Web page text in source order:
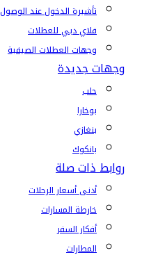
تأشيرة الدخول عند الوصول
فلاي دبي للعطلات
وجهات العطلات الصيفية
وجهات جديدة
حلب
بوخارا
بنغازي
بانكوك
روابط ذات صلة
أدنى أسعار الرحلات
خارطة المسارات
أفكار السفر
المطارات